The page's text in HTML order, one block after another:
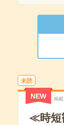
未読
NEW 掲載
≪時短